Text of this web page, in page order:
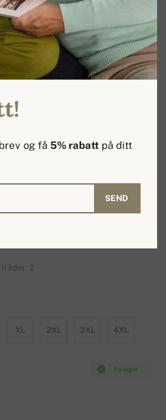
tråder: 2
XL 2XL 3XL 4XL
På lager
og få5% rabatt på ditt
SEND